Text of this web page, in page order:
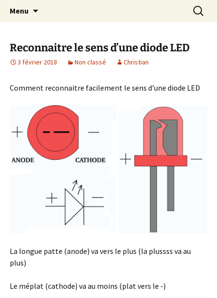
Christian Pc
Cours Dépannages informatique
Interventions rapides création de sites
Menu
Reconnaitre le sens d’une diode LED
3 février 2018 Non classé Christian
Comment reconnaitre facilement le sens d’une diode LED
La longue patte (anode) va vers le plus (la plussss va au
plus)
Le méplat (cathode) va au moins (plat vers le -)